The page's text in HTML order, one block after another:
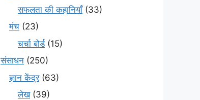
सफलता की कहानियाँ(33)
मंच (23)
चर्चा बोर्ड(15)
संसाधन (250)
ज्ञान केंद्र(63)
लेख(39)